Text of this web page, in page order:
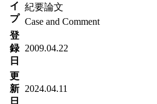
イ
プ
紀要論文
Case and Comment
登
録
日
2009.04.22
更
新
日
2024.04.11